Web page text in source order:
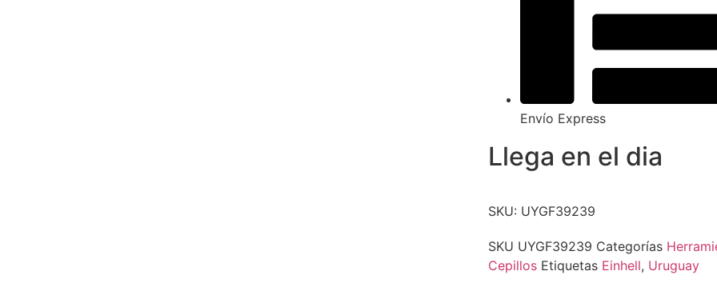
Envío Express
Llega en el dia
SKU: UYGF39239
SKU UYGF39239 Categorías
Cepillos Etiquetas Einhell, Uruguay